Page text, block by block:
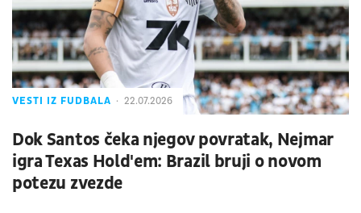
VESTI IZ FUDBALA 22.07.2026
Dok Santos čeka njegov povratak, Nejmar
igra Texas Hold'em: Brazil bruji o novom
potezu zvezde